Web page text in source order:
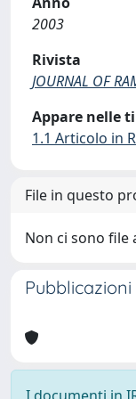
2003
Rivista
JOURNAL OF
Appare nelle
1.1 Articolo in
File in questo
Non ci sono file